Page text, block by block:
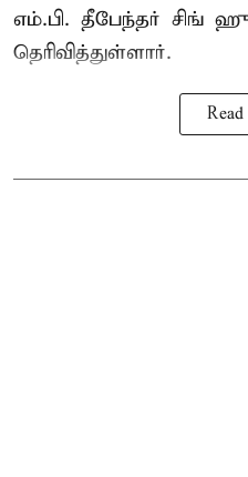
எம்.பி. தீபேந்தர் சிங்
தெரிவித்துள்ளார்.